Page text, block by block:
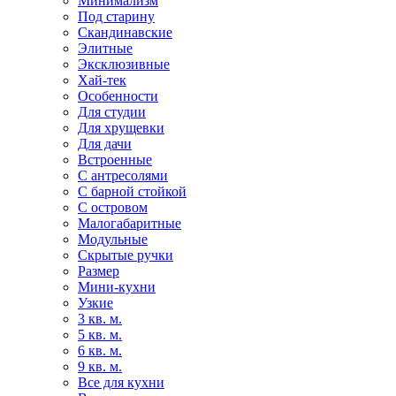
Под старину
Скандинавские
Элитные
Эксклюзивные
Хай-тек
Особенности
Для студии
Для хрущевки
Для дачи
Встроенные
С антресолями
С барной стойкой
С островом
Малогабаритные
Модульные
Скрытые ручки
Размер
Мини-кухни
Узкие
3 кв. м.
5 кв. м.
6 кв. м.
9 кв. м.
Все для кухни